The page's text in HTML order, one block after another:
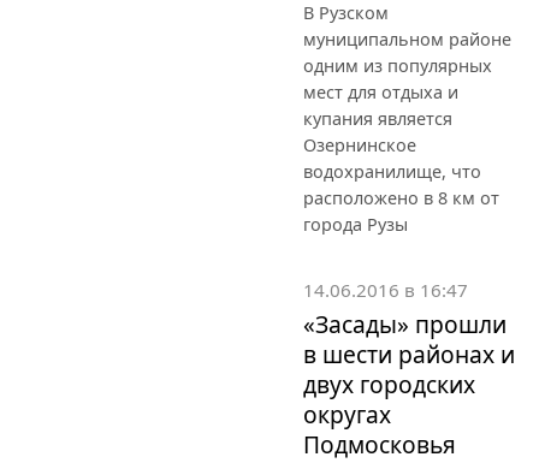
В Рузском
муниципальном районе
одним из популярных
мест для отдыха и
купания является
Озернинское
водохранилище, что
расположено в 8 км от
города Рузы
14.06.2016 в 16:47
«Засады» прошли
в шести районах и
двух городских
округах
Подмосковья